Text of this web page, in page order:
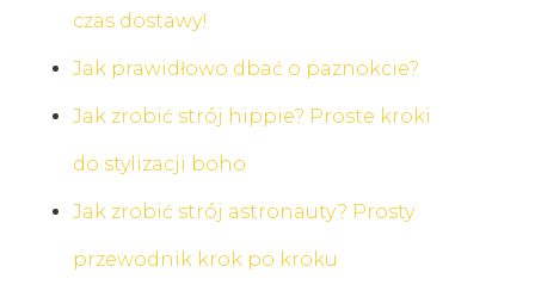
czas dostawy!
Jak prawidłowo dbać o paznokcie?
Jak zrobić strój hippie? Proste kroki
do stylizacji boho
Jak zrobić strój astronauty? Prosty
przewodnik krok po kroku